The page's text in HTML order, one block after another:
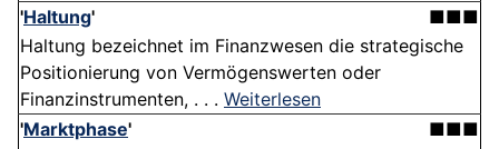
'Haltung'
■■■
Haltung bezeichnet im Finanzwesen die strategische
Positionierung von Vermögenswerten oder
Finanzinstrumenten, . . . Weiterlesen
'Marktphase'
■■■